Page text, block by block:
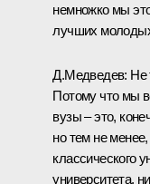
немножко мы
лучших
Д.Медведев: Не
Потому что мы
вузы – это,
но тем не менее,
классического
университета,